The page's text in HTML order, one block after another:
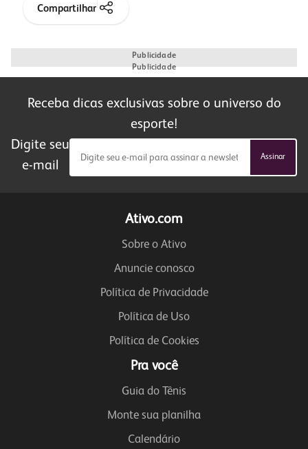
Compartilhar
Publicidade
Publicidade
Receba dicas exclusivas sobre o universo do
esporte!
Digite seu
e-mail
Ativo.com
Sobre o Ativo
Anuncie conosco
Política de Privacidade
Política de Uso
Política de Cookies
Pra você
Guia do Tênis
Monte sua planilha
Calendário